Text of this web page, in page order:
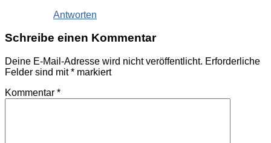
Antworten
Schreibe einen Kommentar
Deine E-Mail-Adresse wird nicht veröffentlicht. Erforderliche
Felder sind mit* markiert
Kommentar *